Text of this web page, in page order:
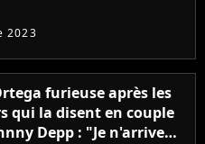
2023
furieuse après les
qui la disent en couple
Depp : "Je n'arrive